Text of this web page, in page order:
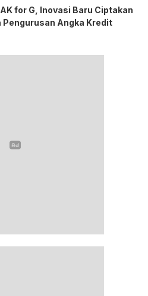
for G, Inovasi Baru Ciptakan
Pengurusan Angka Kredit